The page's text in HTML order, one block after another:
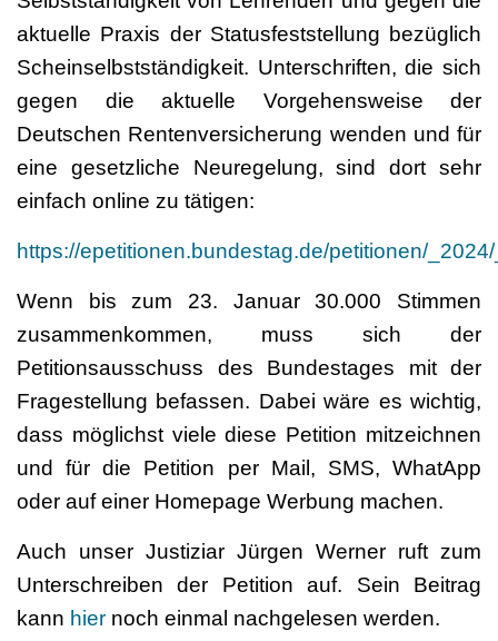
aktuelle Praxis der Statusfeststellung bezüglich
Scheinselbstständigkeit. Unterschriften, die sich
gegen die aktuelle Vorgehensweise der
Deutschen Rentenversicherung wenden und für
eine gesetzliche Neuregelung, sind dort sehr
einfach online zu tätigen:
https://epetitionen.bundestag.de/petitionen/
Wenn bis zum 23. Januar 30.000 Stimmen
zusammenkommen, muss sich der
Petitionsausschuss des Bundestages mit der
Fragestellung befassen. Dabei wäre es wichtig,
dass möglichst viele diese Petition mitzeichnen
und für die Petition per Mail, SMS, WhatApp
oder auf einer Homepage Werbung machen.
Auch unser Justiziar Jürgen Werner ruft zum
Unterschreiben der Petition auf. Sein Beitrag
kann hier noch einmal nachgelesen werden.